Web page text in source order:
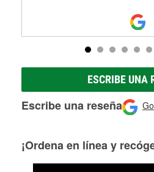
ESCRIBE UNA
Escribe una reseña
¡Ordena en línea y